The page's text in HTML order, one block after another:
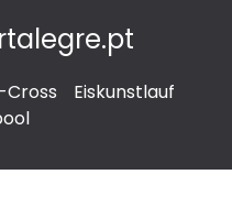
Eiskunstlauf